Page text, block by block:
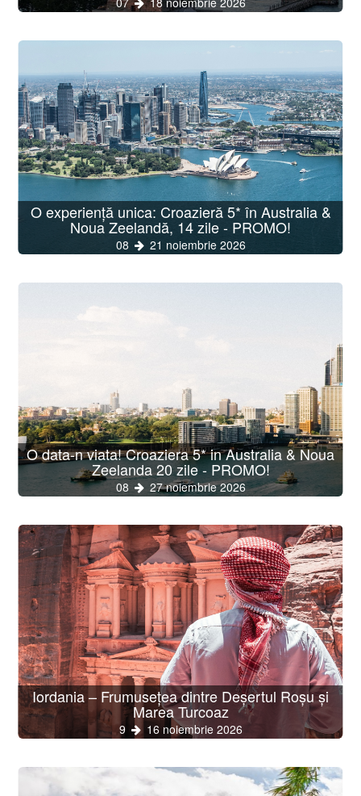
O experiență unica: Croazieră 5* în Australia &
Noua Zeelandă, 14 zile - PROMO!
08 21 noiembrie 2026
O data-n viata! Croaziera 5* in Australia & Noua
Zeelanda 20 zile - PROMO!
08 27 noiembrie 2026
Iordania – Frumusețea dintre Deșertul Roșu și
Marea Turcoaz
9 16 noiembrie 2026